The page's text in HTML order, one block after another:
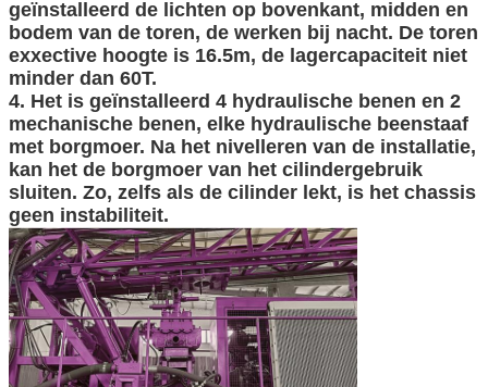
geïnstalleerd de lichten op bovenkant, midden en
bodem van de toren, de werken bij nacht. De toren
exxective hoogte is 16.5m, de lagercapaciteit niet
minder dan 60T.
4. Het is geïnstalleerd 4 hydraulische benen en 2
mechanische benen, elke hydraulische beenstaaf
met borgmoer. Na het nivelleren van de installatie,
kan het de borgmoer van het cilindergebruik
sluiten. Zo, zelfs als de cilinder lekt, is het chassis
geen instabiliteit.